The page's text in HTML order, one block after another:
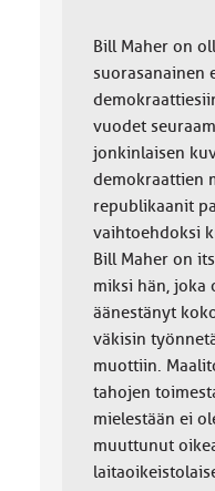
Bill Maher on
suorasanainen
vuodet
jonkinlaisen
demokraattien
republikaanit
vaihtoehdoksi
Bill Maher on
miksi hän, joka
äänestänyt
väkisin
muottiin.
tahojen
mielestään ei
muuttunut